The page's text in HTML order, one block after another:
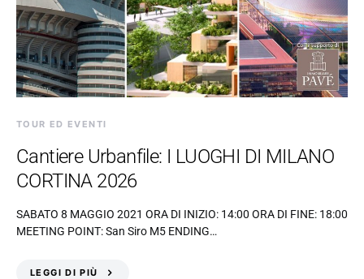
TOUR ED EVENTI
Cantiere Urbanfile: I LUOGHI DI MILANO
CORTINA 2026
SABATO 8 MAGGIO 2021 ORA DI INIZIO: 14:00 ORA DI FINE: 18:00
MEETING POINT: San Siro M5 ENDING…
LEGGI DI PIÙ